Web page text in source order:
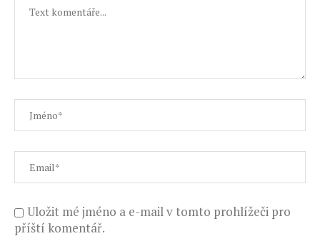
Uložit mé jméno a e-mail v tomto prohlížeči pro
příští komentář.